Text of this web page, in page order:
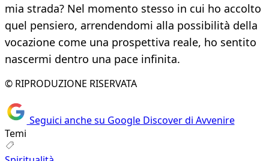
mia strada? Nel momento stesso in cui ho accolto
quel pensiero, arrendendomi alla possibilità della
vocazione come una prospettiva reale, ho sentito
nascermi dentro una pace infinita.
© RIPRODUZIONE RISERVATA
Seguici anche su Google Discover di Avvenire
Temi